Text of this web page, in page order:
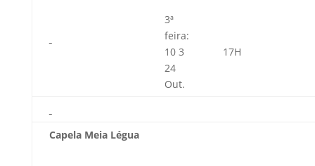
3ª
feira:
10 3
24
Out.
17H
Capela Meia Légua